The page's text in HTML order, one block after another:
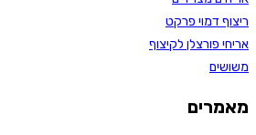
ריצוף דמוי פרקט
אריחי פורצלן לקיצוף
משושים
מאמרים